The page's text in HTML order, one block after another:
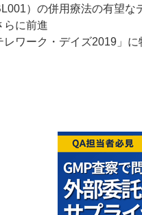
）の併用療法の有望な
らに前進
レワーク・デイズ2019」